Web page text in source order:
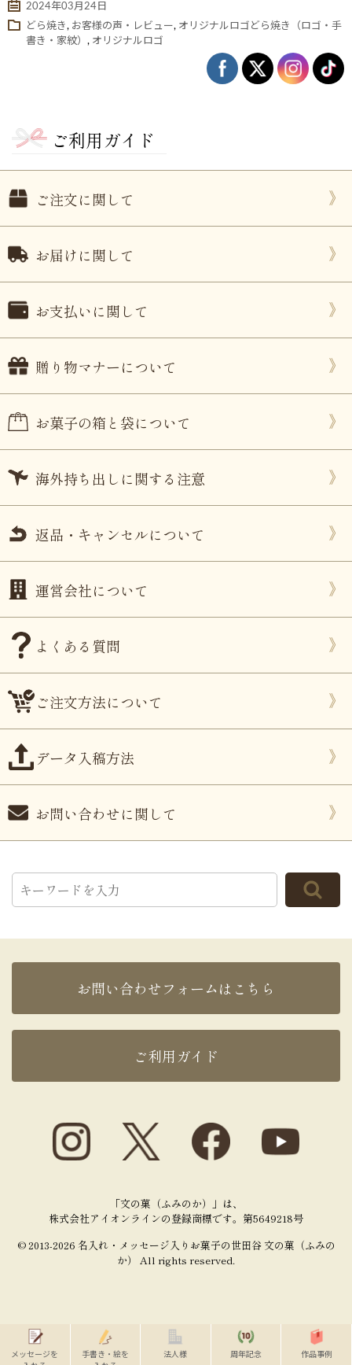
2024年03月24日
どら焼き, お客様の声・レビュー, オリジナルロゴどら焼き（ロゴ・手
書き・家紋） , オリジナルロゴ
ご利用ガイド
ご注文に関して
お届けに関して
お支払いに関して
贈り物マナーについて
お菓子の箱と袋について
海外持ち出しに関する注意
返品・キャンセルについて
運営会社について
よくある質問
ご注文方法について
データ入稿方法
お問い合わせに関して
お問い合わせフォームはこちら
ご利用ガイド
「文の菓（ふみのか）」は、
株式会社アイオンラインの登録商標です。第5649218号
© 2013-2026 名入れ・メッセージ入りお菓子の世田谷 文の菓（ふみの
か） All rights reserved.
メッセージを
手書き・絵を
法人様 周年記念 作品事例